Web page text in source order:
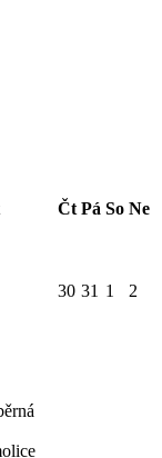
Čt Pá So Ne
30 31 1 2